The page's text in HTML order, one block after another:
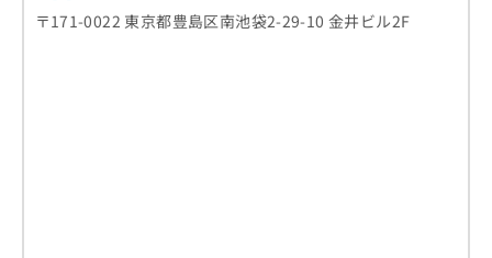
〒171-0022 東京都豊島区南池袋2-29-10 金井ビル2F